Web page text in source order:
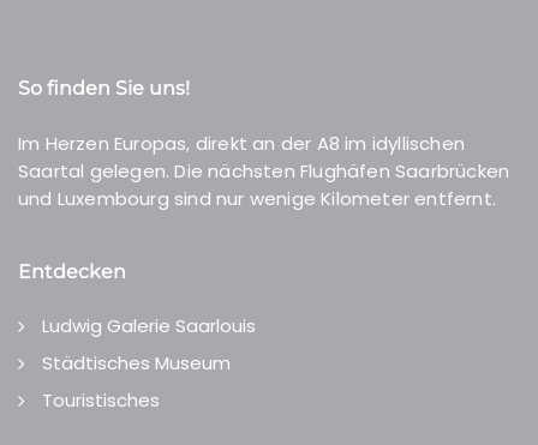
So finden Sie uns!
Im Herzen Europas, direkt an der A8 im idyllischen
Saartal gelegen. Die nächsten Flughäfen Saarbrücken
und Luxembourg sind nur wenige Kilometer entfernt.
Entdecken
Ludwig Galerie Saarlouis
Städtisches Museum
Touristisches